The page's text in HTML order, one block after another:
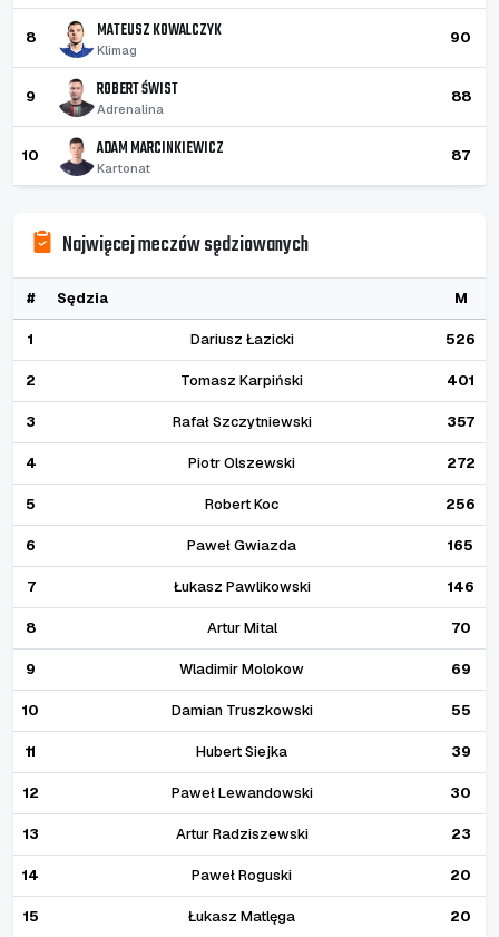
8 MATEUSZ KOWALCZYK
Klimag
90
9 ROBERT ŚWIST
Adrenalina
88
10 ADAM MARCINKIEWICZ
Kartonat
87
Najwięcej meczów sędziowanych
# Sędzia M
1 Dariusz Łazicki 526
2 Tomasz Karpiński 401
3 Rafał Szczytniewski 357
4 Piotr Olszewski 272
5 Robert Koc 256
6 Paweł Gwiazda 165
7 Łukasz Pawlikowski 146
8 Artur Mital 70
9 Wladimir Molokow 69
10 Damian Truszkowski 55
11 Hubert Siejka 39
12 Paweł Lewandowski 30
13 Artur Radziszewski 23
14 Paweł Roguski 20
15 Łukasz Matlęga 20